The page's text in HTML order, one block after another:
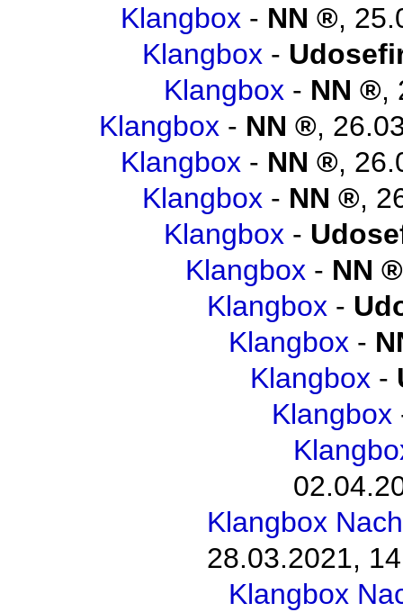
Klangbox - NN ,
Klangbox -
Klangbox - NN ,
Klangbox - NN ,
Klangbox - NN ,
Klangbox - NN ,
Klangbox -
Klangbox - NN
Klangbox -
Klangbox -
Klangbox -
Klangbox
Klangbox
28.03.2021,
Klangbox